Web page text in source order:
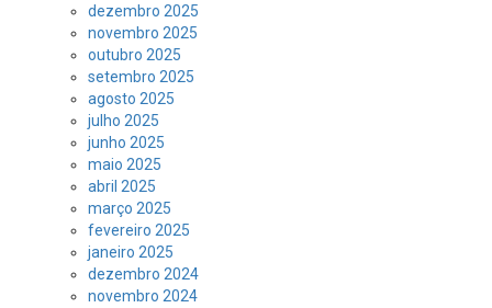
dezembro 2025
novembro 2025
outubro 2025
setembro 2025
agosto 2025
julho 2025
junho 2025
maio 2025
abril 2025
março 2025
fevereiro 2025
janeiro 2025
dezembro 2024
novembro 2024